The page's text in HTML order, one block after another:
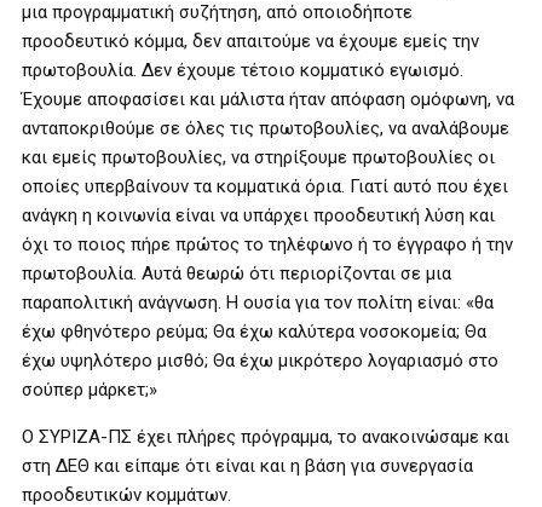
μια προγραμματική συζήτηση, από οποιοδήποτε
προοδευτικό κόμμα, δεν απαιτούμε να έχουμε εμείς την
πρωτοβουλία. Δεν έχουμε τέτοιο κομματικό εγωισμό.
Έχουμε αποφασίσει και μάλιστα ήταν απόφαση ομόφωνη, να
ανταποκριθούμε σε όλες τις πρωτοβουλίες, να αναλάβουμε
και εμείς πρωτοβουλίες, να στηρίξουμε πρωτοβουλίες οι
οποίες υπερβαίνουν τα κομματικά όρια. Γιατί αυτό που έχει
ανάγκη η κοινωνία είναι να υπάρχει προοδευτική λύση και
όχι το ποιος πήρε πρώτος το τηλέφωνο ή το έγγραφο ή την
πρωτοβουλία. Αυτά θεωρώ ότι περιορίζονται σε μια
παραπολιτική ανάγνωση. Η ουσία για τον πολίτη είναι: «θα
έχω φθηνότερο ρεύμα; Θα έχω καλύτερα νοσοκομεία; Θα
έχω υψηλότερο μισθό; Θα έχω μικρότερο λογαριασμό στο
σούπερ μάρκετ;»
Ο ΣΥΡΙΖΑ-ΠΣ έχει πλήρες πρόγραμμα, το ανακοινώσαμε και
στη ΔΕΘ και είπαμε ότι είναι και η βάση για συνεργασία
προοδευτικών κομμάτων.